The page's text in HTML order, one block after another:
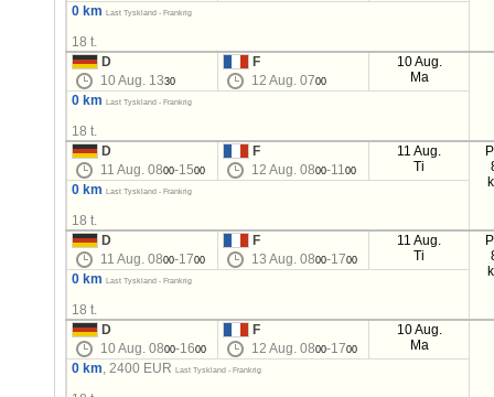
0 km
Last Tyskland - Frankrig
18 t.
D
10 Aug. 1330
F
12 Aug. 0700
10 Aug.
Ma
0 km
Last Tyskland - Frankrig
18 t.
D
11 Aug. 0800-1500
F
12 Aug. 0800-1100
11 Aug.
Ti
0 km Last Tyskland - Frankrig
18 t.
D
11 Aug. 0800-1700
F
13 Aug. 0800-1700
11 Aug.
Ti
0 km Last Tyskland - Frankrig
18 t.
D
10 Aug. 0800-1600
F
12 Aug. 0800-1700
10 Aug.
Ma
0 km, 2400 EUR Last Tyskland - Frankrig